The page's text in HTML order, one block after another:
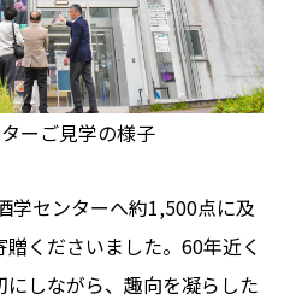
ーご見学の様子
学センターへ約1,500点に及
くださいました。60年近く
しながら、趣向を凝らした